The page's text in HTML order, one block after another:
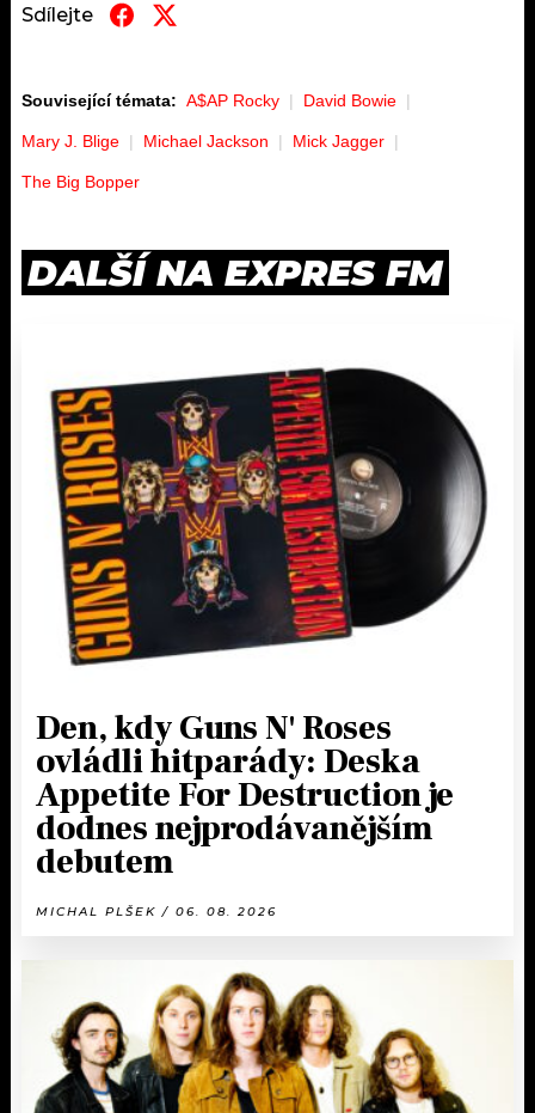
Sdílejte
Související témata: A$AP Rocky David Bowie
Mary J. Blige Michael Jackson Mick Jagger
The Big Bopper
DALŠÍ NA EXPRES FM
Den, kdy Guns N' Roses
ovládli hitparády: Deska
Appetite For Destruction je
dodnes nejprodávanějším
debutem
MICHAL PLŠEK / 06. 08. 2026